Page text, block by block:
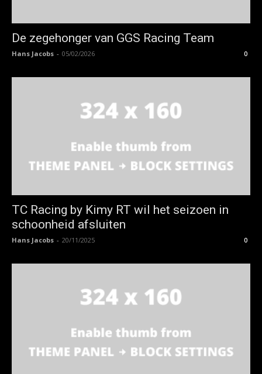
De zegehonger van GGS Racing Team
Hans Jacobs - 05/02/2026 0
TC Racing by Kimy RT wil het seizoen in
schoonheid afsluiten
Hans Jacobs - 20/11/2025 0